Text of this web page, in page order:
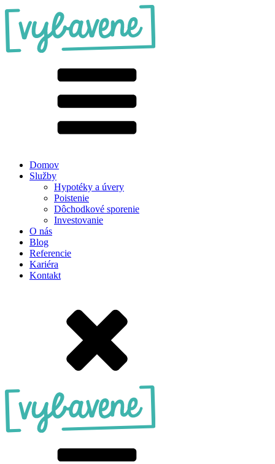
Domov
Služby
Hypotéky a úvery
Poistenie
Dôchodkové sporenie
Investovanie
O nás
Blog
Referencie
Kariéra
Kontakt